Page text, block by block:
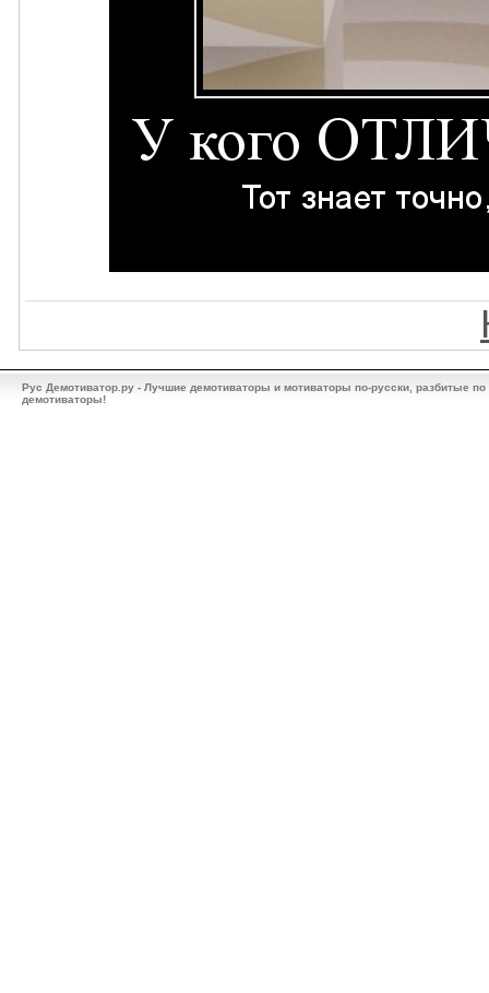
Рус Демотиватор.ру - Лучшие демотиваторы и мотиваторы по-русски, разбитые
демотиваторы!